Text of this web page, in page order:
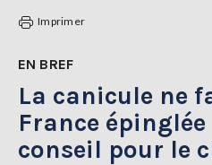
RÉGIONS
TENDANCES
SERVICES
LA
Imprimer
EN BREF
La canicule ne
France
conseil pour le